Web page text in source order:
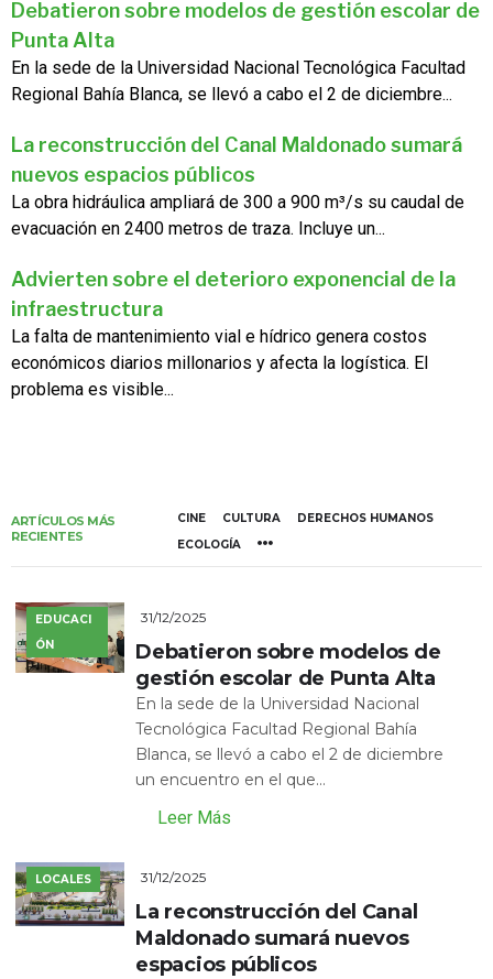
Debatieron sobre modelos de gestión escolar de
Punta Alta
En la sede de la Universidad Nacional Tecnológica Facultad
Regional Bahía Blanca, se llevó a cabo el 2 de diciembre...
La reconstrucción del Canal Maldonado sumará
nuevos espacios públicos
La obra hidráulica ampliará de 300 a 900 m³/s su caudal de
evacuación en 2400 metros de traza. Incluye un...
Advierten sobre el deterioro exponencial de la
infraestructura
La falta de mantenimiento vial e hídrico genera costos
económicos diarios millonarios y afecta la logística. El
problema es visible...
ARTÍCULOS MÁS
RECIENTES
CINE CULTURA
DERECHOS HUMANOS
ECOLOGÍA
EDUCACI
ÓN
31/12/2025
Debatieron sobre modelos de
gestión escolar de Punta Alta
En la sede de la Universidad Nacional
Tecnológica Facultad Regional Bahía
Blanca, se llevó a cabo el 2 de diciembre
un encuentro en el que...
Leer Más
LOCALES 31/12/2025
La reconstrucción del Canal
Maldonado sumará nuevos
espacios públicos